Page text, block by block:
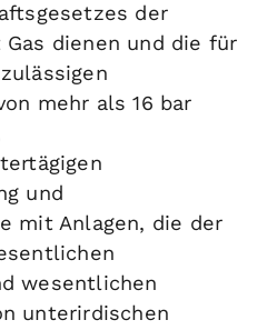
der
Gas dienen und die für
mehr als 16 bar
und
mit Anlagen, die der
wesentlichen
unterirdischen